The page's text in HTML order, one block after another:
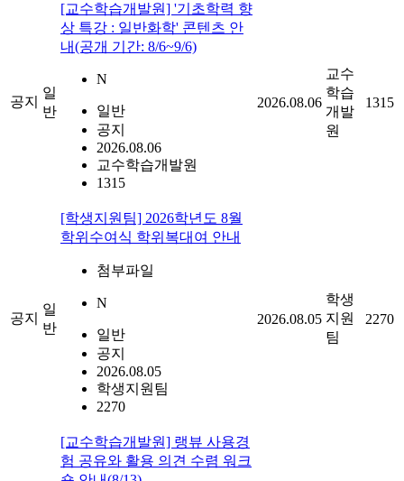
공지
일
반
[교수학습개발원] '기초학력 향
상 특강 : 일반화학' 콘텐츠 안
내(공개 기간: 8/6~9/6)
N
일반
공지
2026.08.06
교수학습개발원
1315
2026.08.06
교수
학습
개발
원
1315
공지
일
반
[학생지원팀] 2026학년도 8월
학위수여식 학위복대여 안내
첨부파일
N
일반
공지
2026.08.05
학생지원팀
2270
2026.08.05
학생
지원
팀
2270
[교수학습개발원] 랭뷰 사용경
험 공유와 활용 의견 수렴 워크